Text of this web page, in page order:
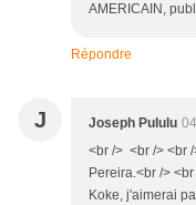
AMERICAIN,
Répondre
J Joseph Pululu
<br /> <br /> <br
Pereira.<br />
Koke, j'aimerai